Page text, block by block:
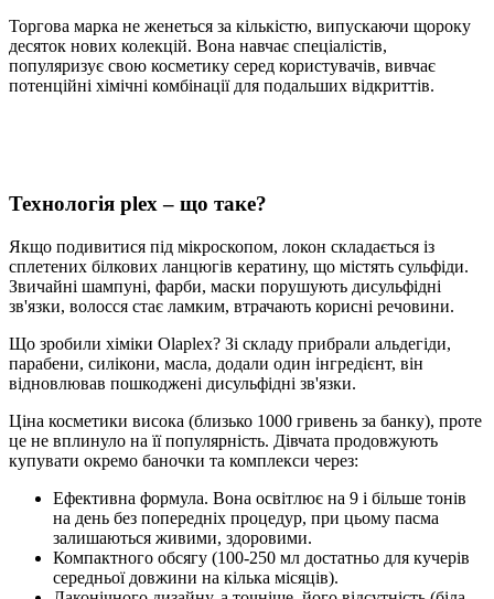
Торгова марка не женеться за кількістю, випускаючи щороку
десяток нових колекцій. Вона навчає спеціалістів,
популяризує свою косметику серед користувачів, вивчає
потенційні хімічні комбінації для подальших відкриттів.
Технологія plex – що таке?
Якщо подивитися під мікроскопом, локон складається із
сплетених білкових ланцюгів кератину, що містять сульфіди.
Звичайні шампуні, фарби, маски порушують дисульфідні
зв'язки, волосся стає ламким, втрачають корисні речовини.
Що зробили хіміки Olaplex? Зі складу прибрали альдегіди,
парабени, силікони, масла, додали один інгредієнт, він
відновлював пошкоджені дисульфідні зв'язки.
Ціна косметики висока (близько 1000 гривень за банку), проте
це не вплинуло на її популярність. Дівчата продовжують
купувати окремо баночки та комплекси через:
Ефективна формула. Вона освітлює на 9 і більше тонів
на день без попередніх процедур, при цьому пасма
залишаються живими, здоровими.
Компактного обсягу (100-250 мл достатньо для кучерів
середньої довжини на кілька місяців).